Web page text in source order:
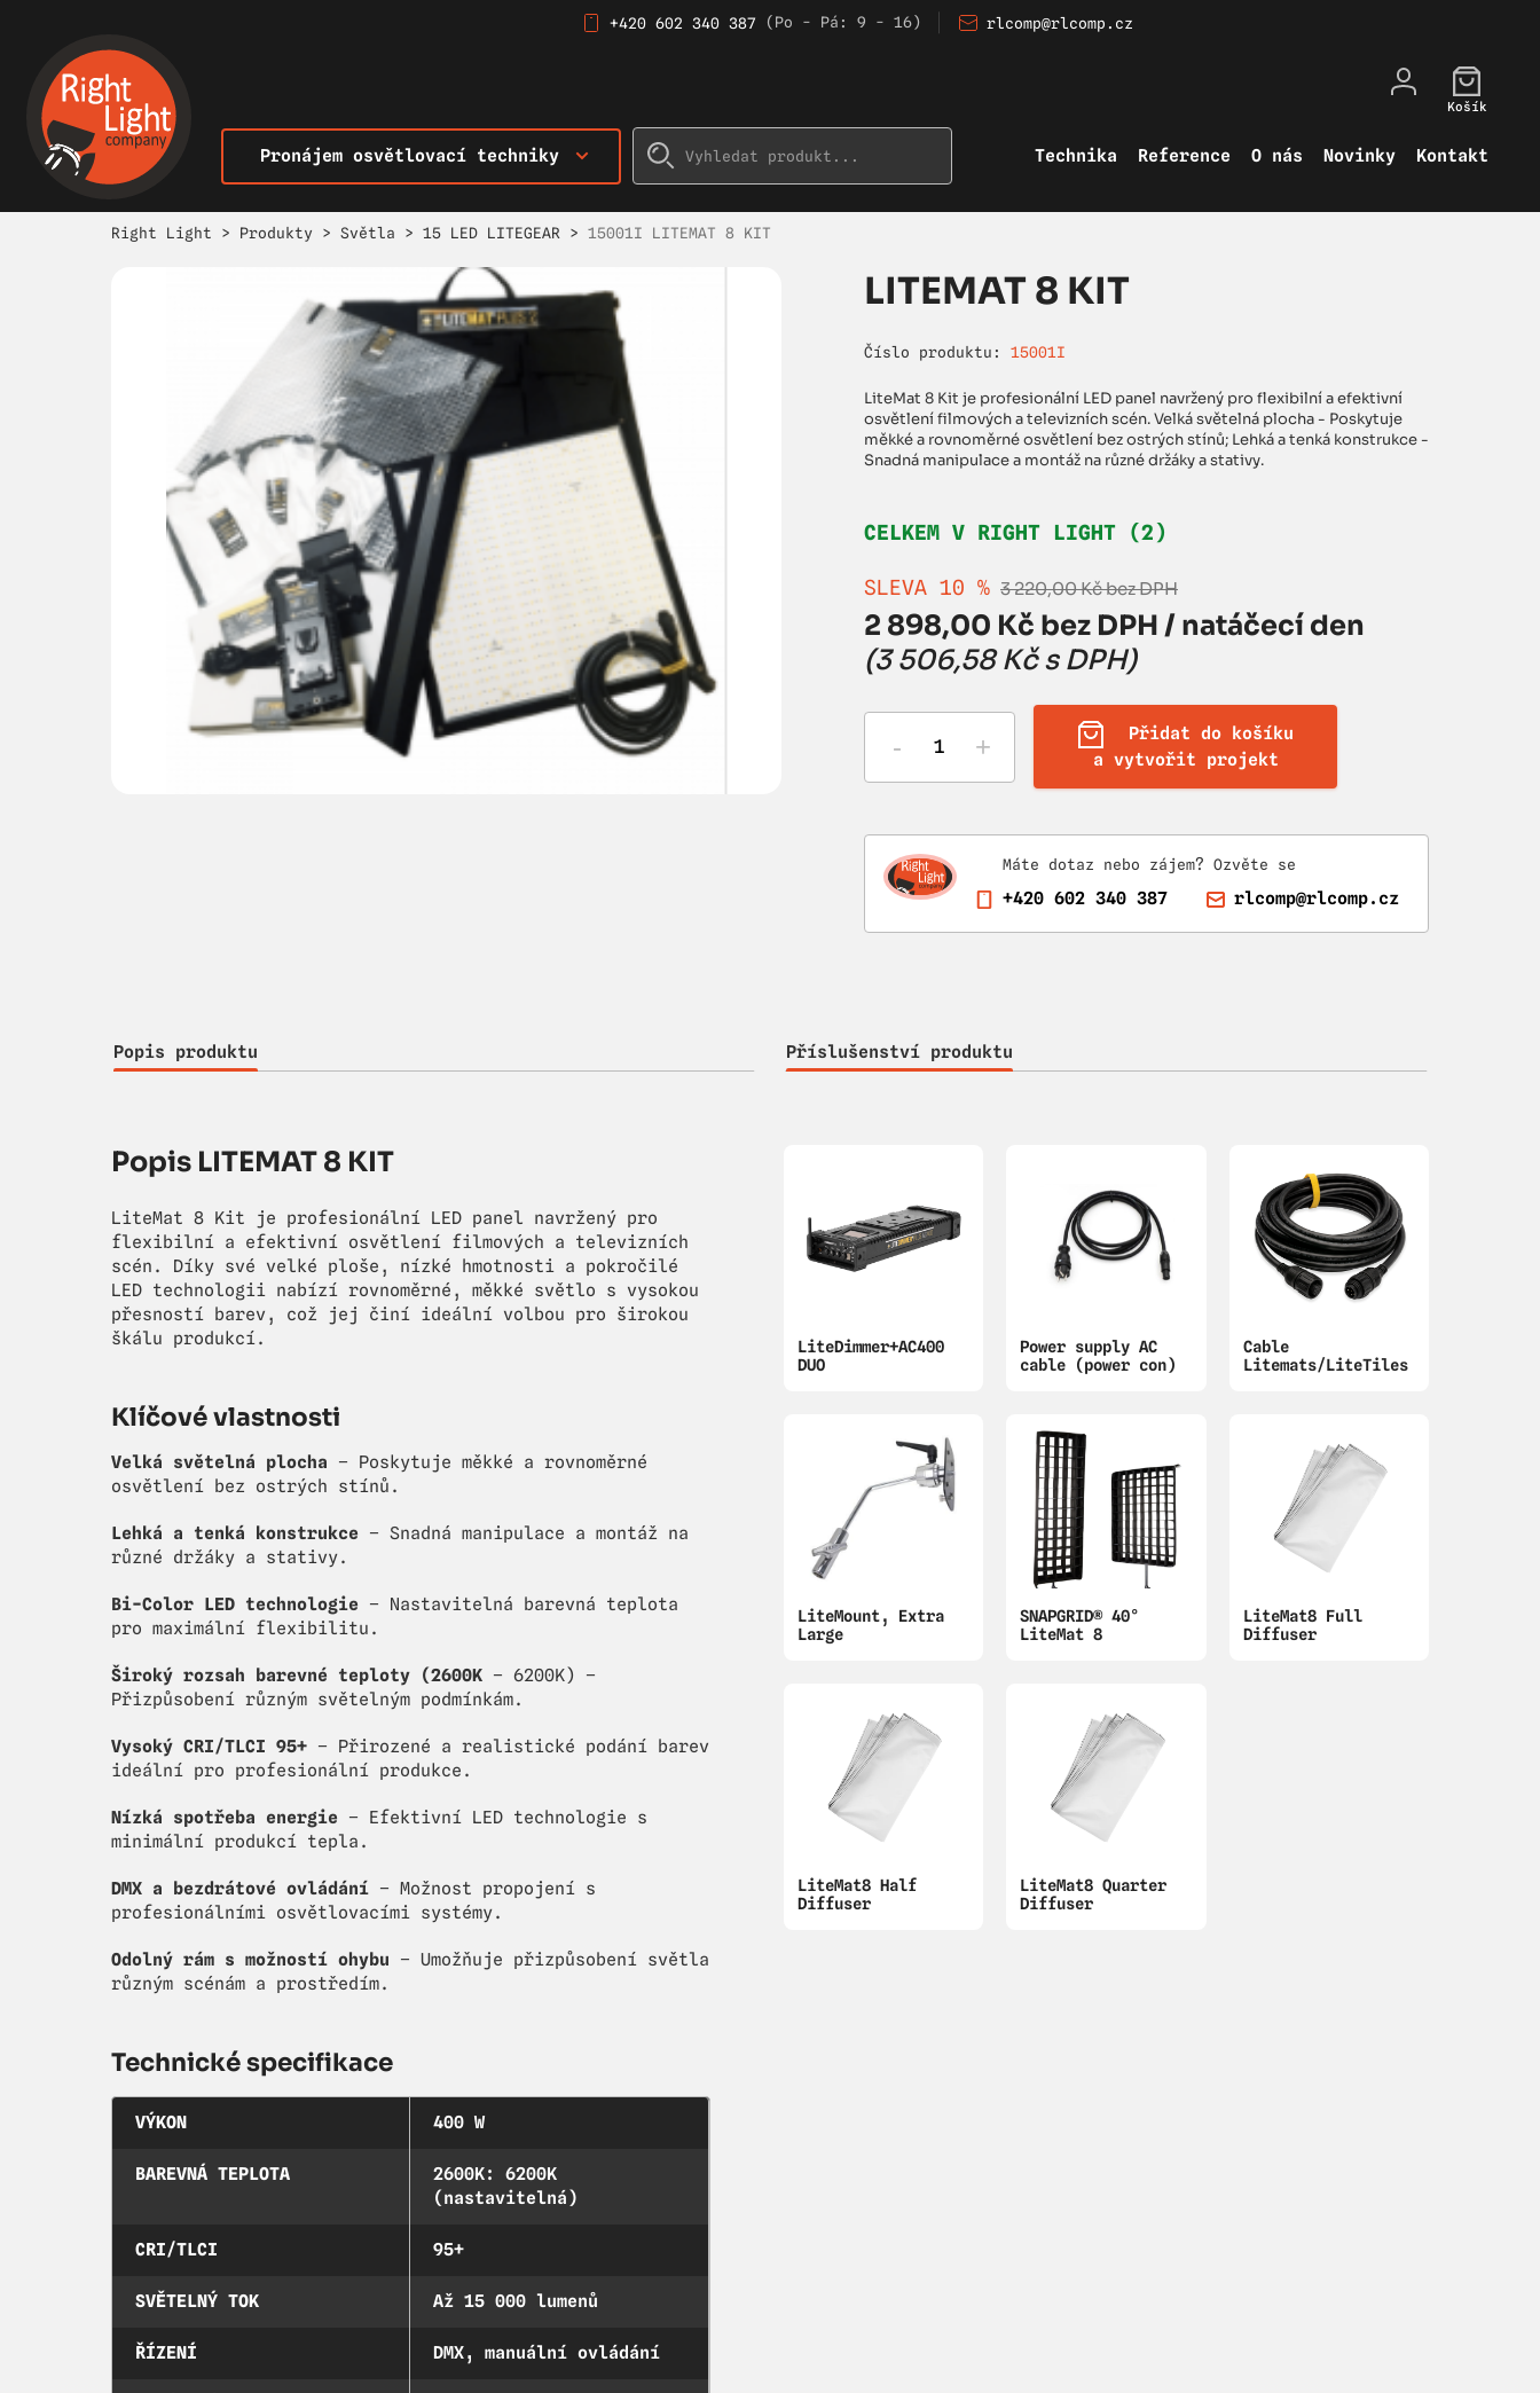
+420 602 340 387 (Po - Pá: 9 - 16) rlcomp@rlcomp.cz
Pronájem osvětlovací techniky Technika Reference O nás Novinky Kontakt
Košík
Right Light > Produkty > Světla > 15 LED LITEGEAR > 15001I LITEMAT 8 KIT
LITEMAT 8 KIT
Číslo produktu: 15001I
LiteMat 8 Kit je profesionální LED panel navržený pro flexibilní a efektivní
osvětlení filmových a televizních scén. Velká světelná plocha - Poskytuje
měkké a rovnoměrné osvětlení bez ostrých stínů; Lehká a tenká konstrukce -
Snadná manipulace a montáž na různé držáky a stativy.
CELKEM V RIGHT LIGHT (2)
SLEVA 10 % 3 220,00 Kč bez DPH
2 898,00 Kč bez DPH / natáčecí den
(3 506,58 Kč s DPH)
- +
Přidat do košíku
a vytvořit projekt
Máte dotaz nebo zájem? Ozvěte se
+420 602 340 387 rlcomp@rlcomp.cz
Popis produktu
Popis LITEMAT 8 KIT
LiteMat 8 Kit je profesionální LED panel navržený pro
flexibilní a efektivní osvětlení filmových a televizních
scén. Díky své velké ploše, nízké hmotnosti a pokročilé
LED technologii nabízí rovnoměrné, měkké světlo s vysokou
přesností barev, což jej činí ideální volbou pro širokou
škálu produkcí.
Klíčové vlastnosti
Velká světelná plocha – Poskytuje měkké a rovnoměrné
osvětlení bez ostrých stínů.
Lehká a tenká konstrukce – Snadná manipulace a montáž na
různé držáky a stativy.
Bi-Color LED technologie – Nastavitelná barevná teplota
pro maximální flexibilitu.
Široký rozsah barevné teploty (2600K – 6200K) –
Přizpůsobení různým světelným podmínkám.
Vysoký CRI/TLCI 95+ – Přirozené a realistické podání barev
ideální pro profesionální produkce.
Nízká spotřeba energie – Efektivní LED technologie s
minimální produkcí tepla.
DMX a bezdrátové ovládání – Možnost propojení s
profesionálními osvětlovacími systémy.
Odolný rám s možností ohybu – Umožňuje přizpůsobení světla
různým scénám a prostředím.
Technické specifikace
VÝKON 400 W
BAREVNÁ TEPLOTA
2600K: 6200K
(nastavitelná)
CRI/TLCI 95+
SVĚTELNÝ TOK Až 15 000 lumenů
ŘÍZENÍ DMX, manuální ovládání
Příslušenství produktu
LiteDimmer+AC400
DUO
Power supply AC
cable (power con)
Cable
Litemats/LiteTiles
LiteMount, Extra
Large
SNAPGRID® 40°
LiteMat 8
LiteMat8 Full
Diffuser
LiteMat8 Half
Diffuser
LiteMat8 Quarter
Diffuser